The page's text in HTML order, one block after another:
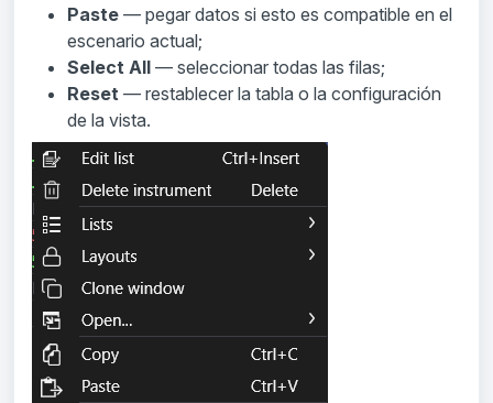
Paste — pegar datos si esto es compatible en el
escenario actual;
Select All — seleccionar todas las filas;
Reset — restablecer la tabla o la configuración
de la vista.